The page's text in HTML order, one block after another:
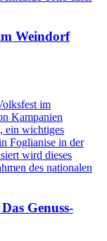
Weindorf
Genuss-